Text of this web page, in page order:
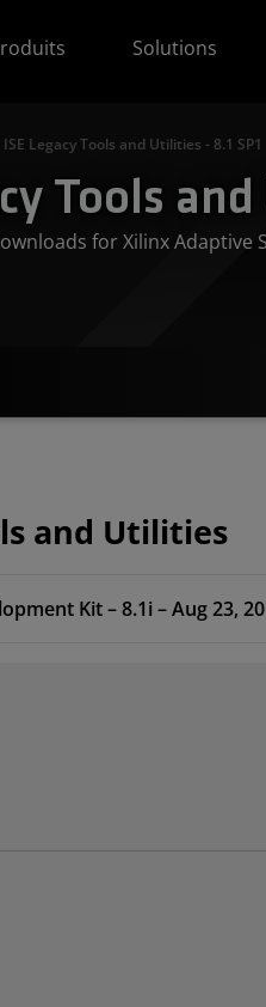
Solutions
ISE Legacy Tools and Utilities - 8.1 SP1
Tools
for Xilinx Adaptive
and Utilities
Kit – 8.1i – Aug 23,